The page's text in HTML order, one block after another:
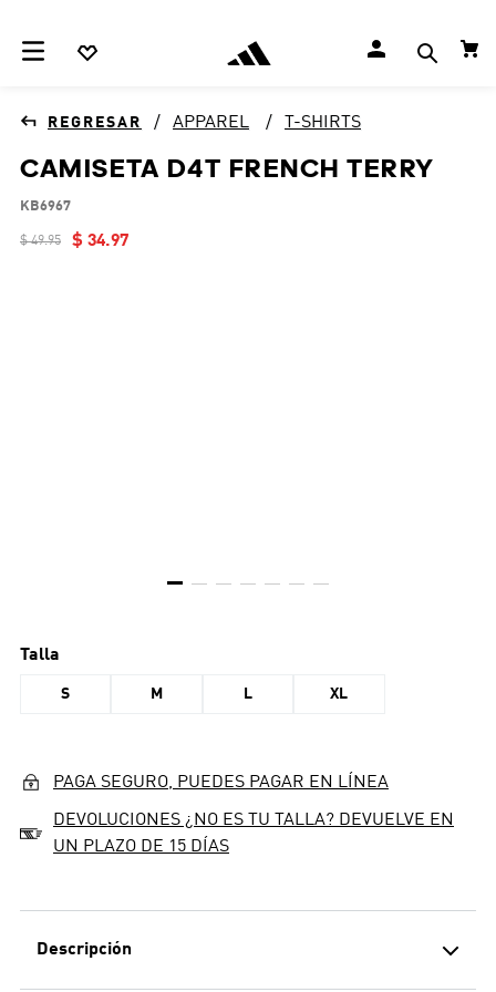
APPAREL T-SHIRTS
CAMISETA D4T FRENCH TERRY
KB6967
$ 49.95 $ 34.97
Talla
S M L XL
PAGA SEGURO, PUEDES PAGAR EN LÍNEA
DEVOLUCIONES ¿NO ES TU TALLA? DEVUELVE EN
UN PLAZO DE 15 DÍAS
Descripción